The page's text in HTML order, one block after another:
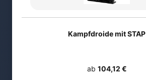
Kampfdroide mit STAP
ab 104,12 €